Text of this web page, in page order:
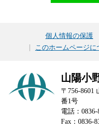
個人情報の保護
このホームページに
山陽小
〒756-8601
番1号
電話：
Fax：0836-